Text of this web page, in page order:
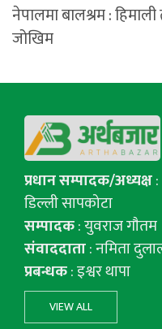
नेपालमा बालश्रम :
जोखिम
प्रधान सम्पादक/अध्यक्ष:
डिल्ली सापकोटा
सम्पादक: युवराज गाैतम
संवाददाता: नमिता
प्रबन्धक: इश्वर थापा
VIEW ALL